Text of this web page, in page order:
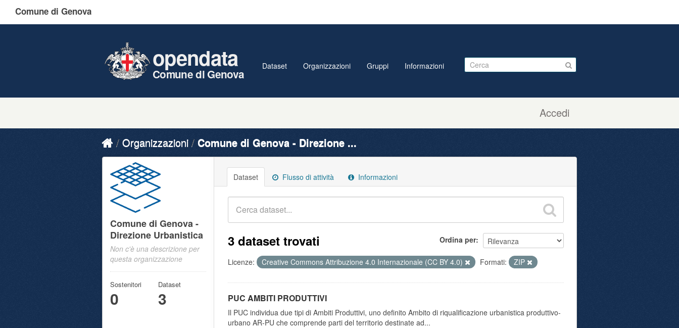
Comune di Genova
Accedi
opendata
Comune di Genova
Dataset Organizzazioni Gruppi Informazioni
Organizzazioni Comune di Genova - Direzione ...
Dataset Flusso di attività Informazioni
Ordina per
3 dataset trovati
Licenze: Creative Commons Attribuzione 4.0 Internazionale (CC BY 4.0) Formati: ZIP
PUC AMBITI PRODUTTIVI
Il PUC individua due tipi di Ambiti Produttivi, uno definito Ambito di riqualificazione urbanistica produttivo-
urbano AR-PU che comprende parti del territorio destinate ad...
Comune di Genova -
Direzione Urbanistica
Non c'è una descrizione per
questa organizzazione
Sostenitori
0
Dataset
3